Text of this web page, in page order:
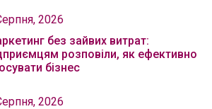
2026
без зайвих витрат:
розповіли, як ефективно
бізнес
2026